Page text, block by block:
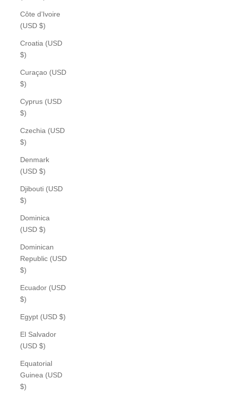
Côte d’Ivoire
(USD $)
Croatia (USD
$)
Curaçao (USD
$)
Cyprus (USD
$)
Czechia (USD
$)
Denmark
(USD $)
Djibouti (USD
$)
Dominica
(USD $)
Dominican
Republic (USD
$)
Ecuador (USD
$)
Egypt (USD $)
El Salvador
(USD $)
Equatorial
Guinea (USD
$)